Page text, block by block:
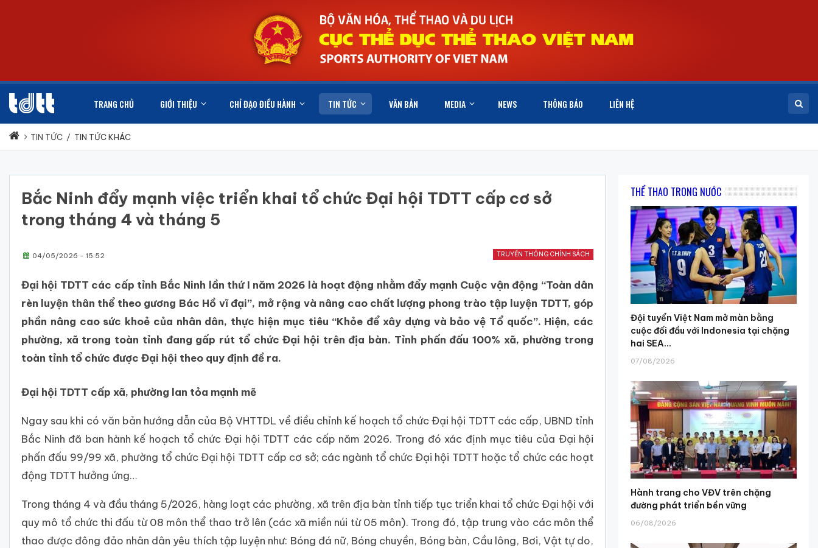
TRANG CHỦ GIỚI THIỆU CHỈ ĐẠO ĐIỀU HÀNH TIN TỨC VĂN BẢN MEDIA NEWS THÔNG BÁO LIÊN HỆ
TIN TỨC / TIN TỨC KHÁC
Bắc Ninh đẩy mạnh việc triển khai tổ chức Đại hội TDTT cấp cơ sở
trong tháng 4 và tháng 5
TRUYỀN THÔNG CHÍNH SÁCH
04/05/2026 - 15:52
Đại hội TDTT các cấp tỉnh Bắc Ninh lần thứ I năm 2026 là hoạt động nhằm đẩy mạnh Cuộc vận động “Toàn dân
rèn luyện thân thể theo gương Bác Hồ vĩ đại”, mở rộng và nâng cao chất lượng phong trào tập luyện TDTT, góp
phần nâng cao sức khoẻ của nhân dân, thực hiện mục tiêu “Khỏe để xây dựng và bảo vệ Tổ quốc”. Hiện, các
phường, xã trong toàn tỉnh đang gấp rút tổ chức Đại hội trên địa bàn. Tỉnh phấn đấu 100% xã, phường trong
toàn tỉnh tổ chức được Đại hội theo quy định đề ra.
Đại hội TDTT cấp xã, phường lan tỏa mạnh mẽ
Ngay sau khi có văn bản hướng dẫn của Bộ VHTTDL về điều chỉnh kế hoạch tổ chức Đại hội TDTT các cấp, UBND tỉnh
Bắc Ninh đã ban hành kế hoạch tổ chức Đại hội TDTT các cấp năm 2026. Trong đó xác định mục tiêu của Đại hội
phấn đấu 99/99 xã, phường tổ chức Đại hội TDTT cấp cơ sở; các ngành tổ chức Đại hội TDTT hoặc tổ chức các hoạt
động TDTT hưởng ứng…
Trong tháng 4 và đầu tháng 5/2026, hàng loạt các phường, xã trên địa bàn tỉnh tiếp tục triển khai tổ chức Đại hội với
quy mô tổ chức thi đấu từ 08 môn thể thao trở lên (các xã miền núi từ 05 môn). Trong đó, tập trung vào các môn thể
thao được đông đảo nhân dân yêu thích tập luyện như: Bóng đá nữ, Bóng chuyền, Bóng bàn, Cầu lông, Bơi, Vật tự do,
THỂ THAO TRONG NƯỚC
Đội tuyển Việt Nam mở màn bằng
cuộc đối đầu với Indonesia tại chặng
hai SEA...
07/08/2026
Hành trang cho VĐV trên chặng
đường phát triển bền vững
06/08/2026